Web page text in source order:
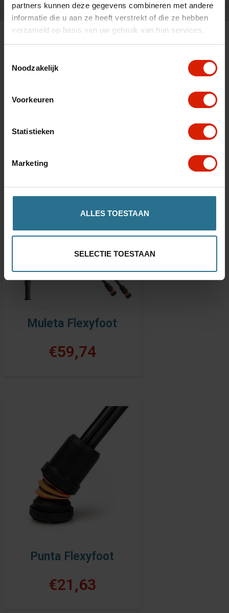
partners kunnen deze gegevens combineren met andere
informatie die u aan ze heeft verstrekt of die ze hebben
verzameld op basis van uw gebruik van hun services.
Noodzakelijk
Voorkeuren
Statistieken
Marketing
ALLES TOESTAAN
SELECTIE TOESTAAN
Tamaño: 83,7 cm - 93,7 cm
Peso máximo del usuario: 130 kg
Muleta Flexyfoot
€59,74
Punta Flexyfoot
€21,63